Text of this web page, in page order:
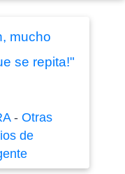
mucho
se repita!"
- Otras
de